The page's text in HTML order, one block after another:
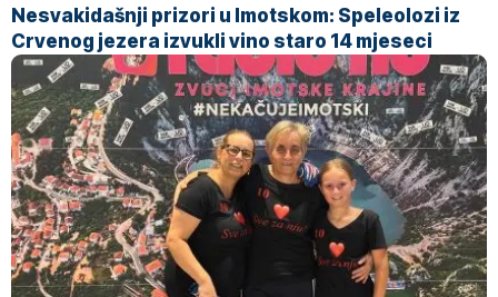
Nesvakidašnji prizori u Imotskom: Speleolozi iz
Crvenog jezera izvukli vino staro 14 mjeseci